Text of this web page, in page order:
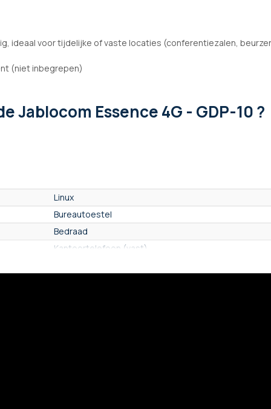
ideaal voor tijdelijke of vaste locaties (conferentiezalen,
(niet inbegrepen)
Jablocom Essence 4G - GDP-10 ?
Linux
Bureautoestel
Bedraad
Kantoortelefoon (vast)